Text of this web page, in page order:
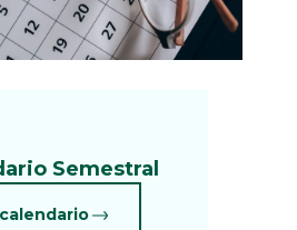
Semestral